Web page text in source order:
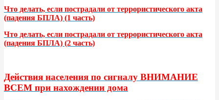
Что делать, если пострадали от террористического акта
(падения БПЛА) (1 часть)
Что делать, если пострадали от террористического акта
(падения БПЛА) (2 часть)
Действия населения по сигналу ВНИМАНИЕ
ВСЕМ при нахождении дома